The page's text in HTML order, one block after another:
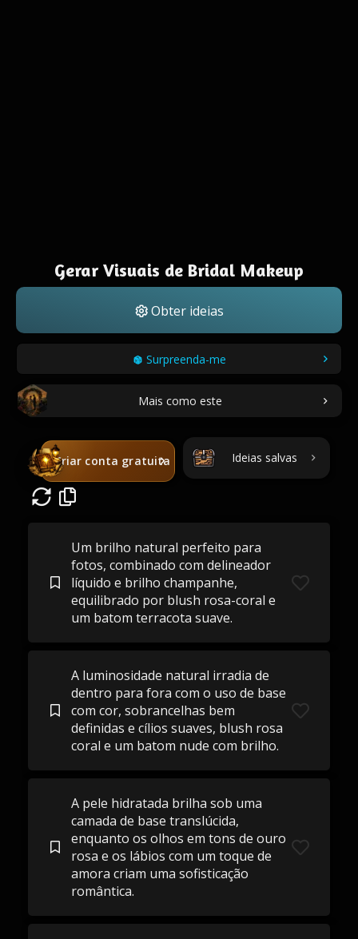
Gerar Visuais de Bridal Makeup
Obter ideias
Surpreenda-me
Mais como este
Criar conta gratuita Ideias salvas
Um brilho natural perfeito para
fotos, combinado com delineador
líquido e brilho champanhe,
equilibrado por blush rosa-coral e
um batom terracota suave.
A luminosidade natural irradia de
dentro para fora com o uso de base
com cor, sobrancelhas bem
definidas e cílios suaves, blush rosa
coral e um batom nude com brilho.
A pele hidratada brilha sob uma
camada de base translúcida,
enquanto os olhos em tons de ouro
rosa e os lábios com um toque de
amora criam uma sofisticação
romântica.